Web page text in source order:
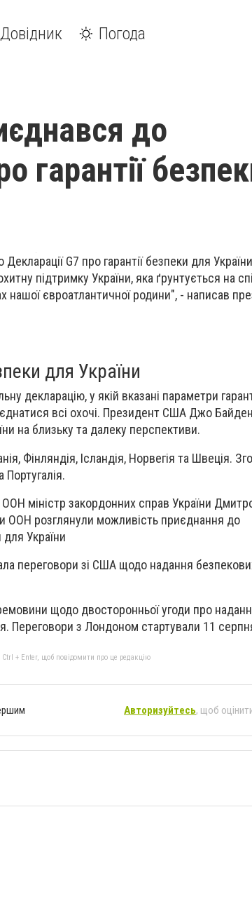
Довідник Погода
до
гарантії
G7 про гарантії безпеки для
підтримку України, яка ґрунтується на
нашої євроатлантичної родини", - написав
для України
декларацію, у якій вказані параметри
всі охочі. Президент США Джо
на близьку та далеку перспективи.
Фінляндія, Ісландія, Норвегія та Швеція.
Португалія.
міністр закордонних справ України
ООН розглянули можливість приєднання до
для України
переговори зі США щодо надання
щодо двосторонньої угоди про
Переговори з Лондоном стартували 11
+ Enter, щоб повідомити про це редакцію
Авторизуйтесь, щоб